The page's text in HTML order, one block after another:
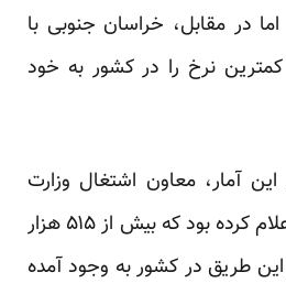
اما در مقابل، خراسان جنوبی با
۶.۴ درصد کمترین نرخ را در کشور به خود
آمار، معاون اشتغال وزارت
تعاون و رفاه اجتماعی اعلام کرده بود که بیش از ۵۱۵ هزار
این طریق در کشور به وجود آمده